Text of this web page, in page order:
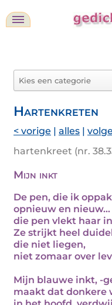
Hartenkreten
< vorige | alles |
hartenkreet (nr.
Mijn inkt
De pen, die ik
opnieuw en nieuw...
die pen vlekt haar
Ze strijkt heel
die niet liegen,
niet zomaar over
Mijn blauwe inkt, -
maakt dat donkere